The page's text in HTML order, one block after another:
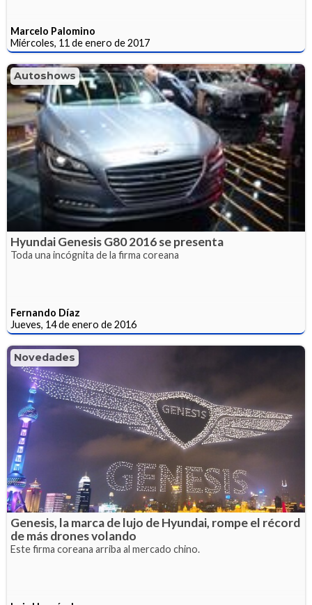
Marcelo Palomino
Miércoles, 11 de enero de 2017
Autoshows
Hyundai Genesis G80 2016 se presenta
Toda una incógnita de la firma coreana
Fernando Díaz
Jueves, 14 de enero de 2016
Novedades
Genesis, la marca de lujo de Hyundai, rompe el récord
de más drones volando
Este firma coreana arriba al mercado chino.